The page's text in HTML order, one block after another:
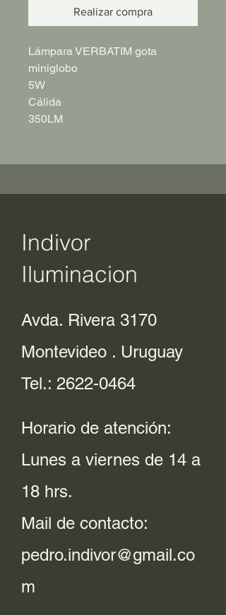
Realizar compra
Lámpara VERBATIM gota
miniglobo
5W
Cálida
350LM
Indivor
Iluminacion
Avda. Rivera 3170
Montevideo . Uruguay
Tel.: 2622-0464
Horario de atención:
Lunes a viernes de 14 a
18 hrs.
Mail de contacto:
pedro.indivor@gmail.co
m